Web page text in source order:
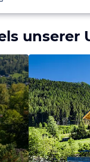
unserer